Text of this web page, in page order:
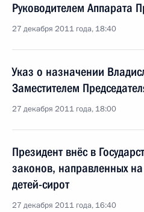
Руководителем Аппарата
27 декабря 2011 года, 18:40
Указ о назначении
Заместителем
27 декабря 2011 года, 18:00
Президент внёс в
законов, направленных
детей-сирот
27 декабря 2011 года, 16:40